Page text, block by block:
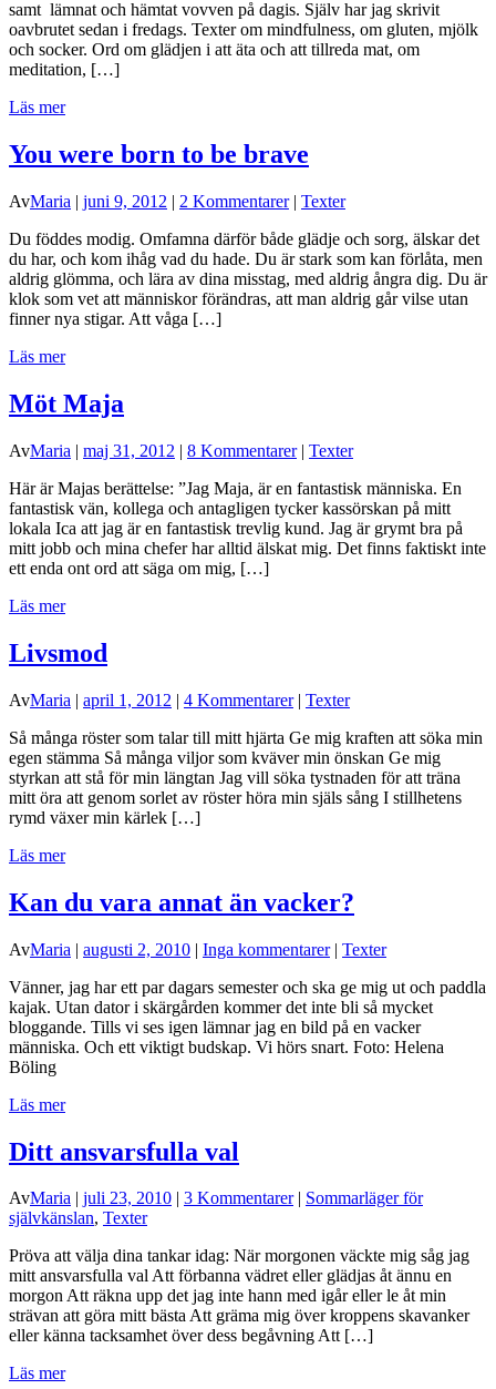
samt lämnat och hämtat vovven på dagis. Själv har jag skrivit
oavbrutet sedan i fredags. Texter om mindfulness, om gluten, mjölk
och socker. Ord om glädjen i att äta och att tillreda mat, om
meditation, […]
Läs mer
You were born to be brave
AvMaria | juni 9, 2012 | 2 Kommentarer| Texter
Du föddes modig. Omfamna därför både glädje och sorg, älskar det
du har, och kom ihåg vad du hade. Du är stark som kan förlåta, men
aldrig glömma, och lära av dina misstag, med aldrig ångra dig. Du är
klok som vet att människor förändras, att man aldrig går vilse utan
finner nya stigar. Att våga […]
Läs mer
Möt Maja
AvMaria | maj 31, 2012 | 8 Kommentarer| Texter
Här är Majas berättelse: ”Jag Maja, är en fantastisk människa. En
fantastisk vän, kollega och antagligen tycker kassörskan på mitt
lokala Ica att jag är en fantastisk trevlig kund. Jag är grymt bra på
mitt jobb och mina chefer har alltid älskat mig. Det finns faktiskt inte
ett enda ont ord att säga om mig, […]
Läs mer
Livsmod
AvMaria | april 1, 2012 | 4 Kommentarer| Texter
Så många röster som talar till mitt hjärta Ge mig kraften att söka min
egen stämma Så många viljor som kväver min önskan Ge mig
styrkan att stå för min längtan Jag vill söka tystnaden för att träna
mitt öra att genom sorlet av röster höra min själs sång I stillhetens
rymd växer min kärlek […]
Läs mer
Kan du vara annat än vacker?
AvMaria | augusti 2, 2010 | Inga kommentarer| Texter
Vänner, jag har ett par dagars semester och ska ge mig ut och paddla
kajak. Utan dator i skärgården kommer det inte bli så mycket
bloggande. Tills vi ses igen lämnar jag en bild på en vacker
människa. Och ett viktigt budskap. Vi hörs snart. Foto: Helena
Böling
Läs mer
Ditt ansvarsfulla val
AvMaria | juli 23, 2010 | 3 Kommentarer| Sommarläger för
självkänslan, Texter
Pröva att välja dina tankar idag: När morgonen väckte mig såg jag
mitt ansvarsfulla val Att förbanna vädret eller glädjas åt ännu en
morgon Att räkna upp det jag inte hann med igår eller le åt min
strävan att göra mitt bästa Att gräma mig över kroppens skavanker
eller känna tacksamhet över dess begåvning Att […]
Läs mer